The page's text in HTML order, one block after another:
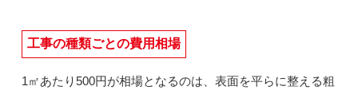
工事の種類ごとの費用相場
1㎡あたり500円が相場となるのは、表面を平らに整える粗